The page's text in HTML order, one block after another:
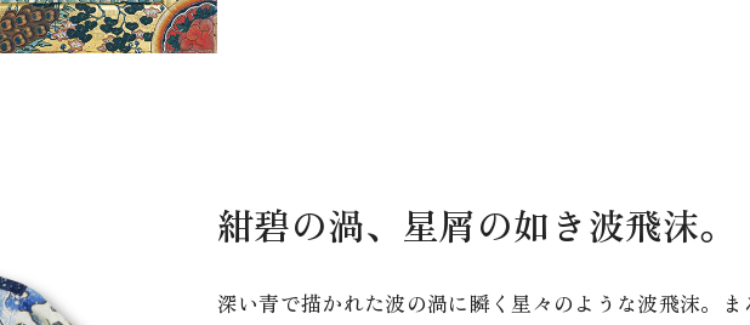
紺碧の渦、星屑の如き波飛沫。
深い青で描かれた波の渦に瞬く星々のような波飛沫。